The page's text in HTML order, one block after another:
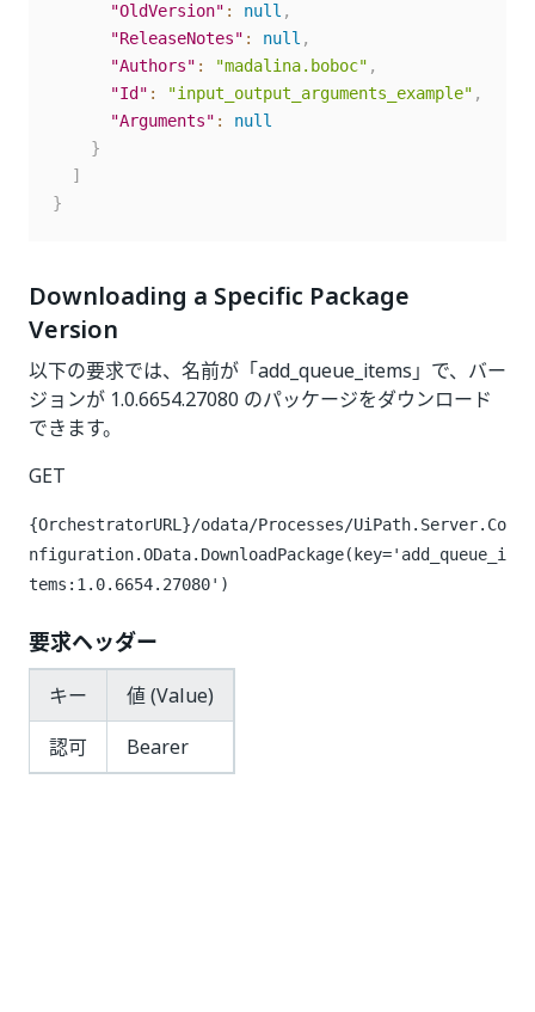
"OldVersion" : null ,
"ReleaseNotes" : null ,
"Authors" : "madalina.boboc" ,
"Id" : "input_output_arguments_example" ,
"Arguments" :
null
}
]
}
Downloading a Specific Package
Version
以下の要求では、名前が「add_queue_items」で、バー
ジョンが 1.0.6654.27080 のパッケージをダウンロード
できます。
GET
{OrchestratorURL}/odata/Processes/UiPath.Server.Co
nfiguration.OData.DownloadPackage(key='add_queue_i
tems:1.0.6654.27080')
要求ヘッダー
キー
値 (Value)
認可
Bearer